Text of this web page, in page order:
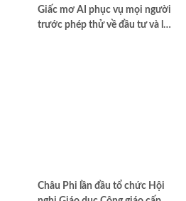
Giấc mơ AI phục vụ mọi người
trước phép thử về đầu tư và lợi
Châu Phi lần đầu tổ chức Hội